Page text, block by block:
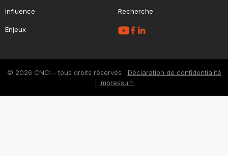
Influence
Enjeux
Recherche
© 2026 CNCI - tous droits réservés Déclaration de confidentialité
Impressum